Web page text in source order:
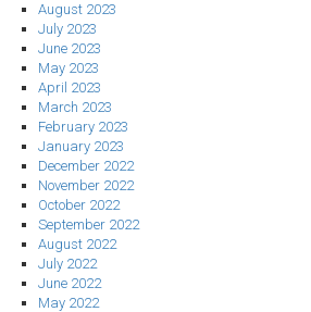
August 2023
July 2023
June 2023
May 2023
April 2023
March 2023
February 2023
January 2023
December 2022
November 2022
October 2022
September 2022
August 2022
July 2022
June 2022
May 2022